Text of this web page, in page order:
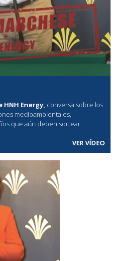
Energy, conversa sobre los
medioambientales,
que aún deben sortear.
VER VÍDEO